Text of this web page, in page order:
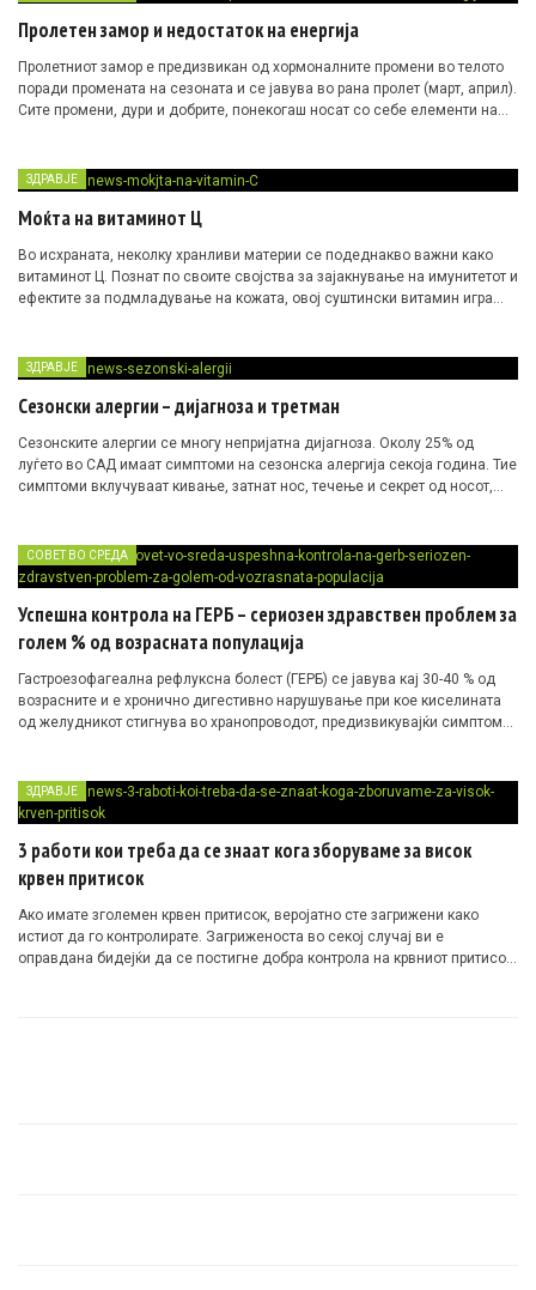
Пролетен замор и недостаток на енергија
Пролетниот замор е предизвикан од хормоналните промени во телото
поради промената на сезоната и се јавува во рана пролет (март, април).
Сите промени, дури и добрите, понекогаш носат со себе елементи на
ЗДРАВЈЕ
Моќта на витаминот Ц
Во исхраната, неколку хранливи материи се подеднакво важни како
витаминот Ц. Познат по своите својства за зајакнување на имунитетот и
ефектите за подмладување на кожата, овој суштински витамин игра
колаген, придобивките од витаминот Ц се огромни и неоспорни.
ЗДРАВЈЕ
Сезонски алергии – дијагноза и третман
Сезонските алергии се многу непријатна дијагноза. Околу 25% од
луѓето во САД имаат симптоми на сезонска алергија секоја година. Тие
симптоми вклучуваат кивање, затнат нос, течење и секрет од носот,
СОВЕТ ВО СРЕДА
Успешна контрола на ГЕРБ – сериозен здравствен проблем за
голем % од возрасната популација
Гастроезофагеална рефлуксна болест (ГЕРБ) се јавува кај 30-40 % од
возрасните и е хронично дигестивно нарушување при кое киселината
од желудникот стигнува во хранопроводот, предизвикувајќи симптоми
ЗДРАВЈЕ
3 работи кои треба да се знаат кога зборуваме за висок
крвен притисок
Ако имате зголемен крвен притисок, веројатно сте загрижени како
истиот да го контролирате. Загриженоста во секој случај ви е
оправдана бидејќи да се постигне добра контрола на крвниот притисок